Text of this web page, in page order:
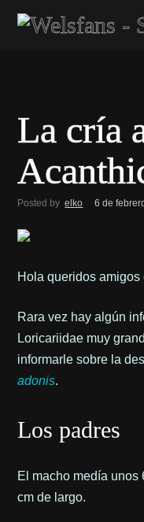
La cría
Posted by elko 6 de
Hola queridos
Rara vez hay algún
Loricariidae muy
informarle sobre la
adonis.
Los padres
El macho medía unos
cm de largo.